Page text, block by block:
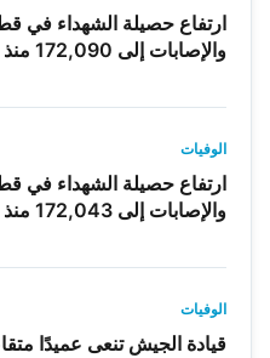
والإصابات إلى 172,090 منذ بدء العدوان
الوفيات
والإصابات إلى 172,043 منذ بدء العدوان
الوفيات
قيادة الجيش تنعى عميدًا